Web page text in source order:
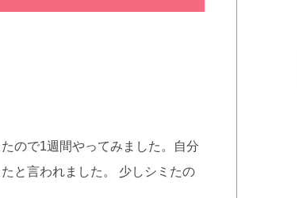
ので1週間やってみました。自分
と言われました。 少しシミたの